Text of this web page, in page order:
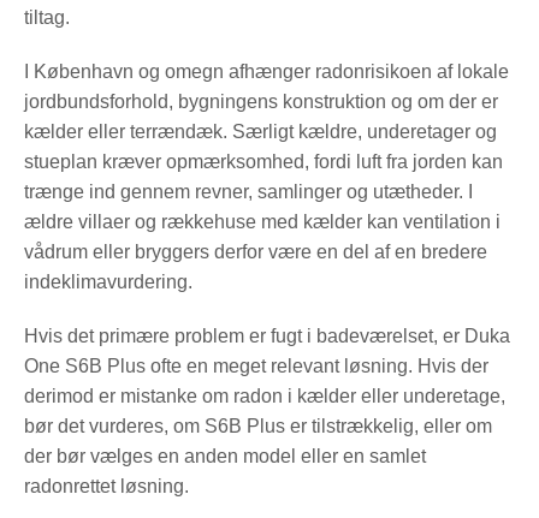
tiltag.
I København og omegn afhænger radonrisikoen af lokale
jordbundsforhold, bygningens konstruktion og om der er
kælder eller terrændæk. Særligt kældre, underetager og
stueplan kræver opmærksomhed, fordi luft fra jorden kan
trænge ind gennem revner, samlinger og utætheder. I
ældre villaer og rækkehuse med kælder kan ventilation i
vådrum eller bryggers derfor være en del af en bredere
indeklimavurdering.
Hvis det primære problem er fugt i badeværelset, er Duka
One S6B Plus ofte en meget relevant løsning. Hvis der
derimod er mistanke om radon i kælder eller underetage,
bør det vurderes, om S6B Plus er tilstrækkelig, eller om
der bør vælges en anden model eller en samlet
radonrettet løsning.